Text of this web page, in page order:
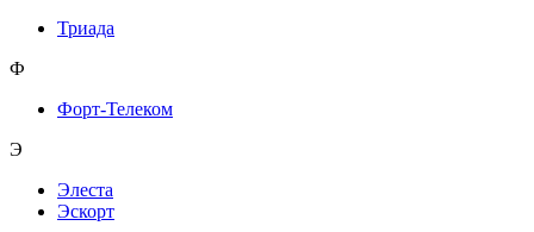
Триада
Ф
Форт-Телеком
Э
Элеста
Эскорт